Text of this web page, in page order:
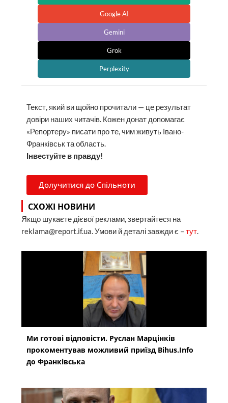
Google AI
Gemini
Grok
Perplexity
Текст, який ви щойно прочитали — це результат
довіри наших читачів. Кожен донат допомагає
«Репортеру» писати про те, чим живуть Івано-
Франківськ та область.
Інвестуйте в правду!
Долучитися до Спільноти
СХОЖІ НОВИНИ
Якщо шукаєте дієвої реклами, звертайтеся на
reklama@report.if.ua. Умови й деталі завжди є –тут.
Ми готові відповісти. Руслан Марцінків
прокоментував можливий приїзд Bihus.Info
до Франківська